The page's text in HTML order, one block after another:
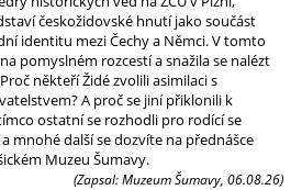
českožidovské hnutí jako součást
identitu mezi Čechy a Němci. V tomto
pomyslném rozcestí a snažila se nalézt
někteří Židé zvolili asimilaci s
A proč se jiní přiklonili k
ostatní se rozhodli pro rodící se
mnohé další se dozvíte na přednášce
Muzeu Šumavy.
(Zapsal: Muzeum Šumavy, 06.08.26)